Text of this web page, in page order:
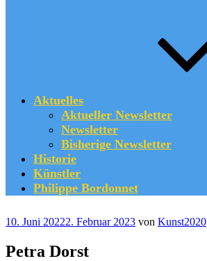
Aktuelles
Aktueller Newsletter
Newsletter
Bisherige Newsletter
Historie
Künstler
Philippe Bordonnet
Veröffentlicht
10. Juni 20222. Februar 2023 von Kunst2020
Petra Dorst